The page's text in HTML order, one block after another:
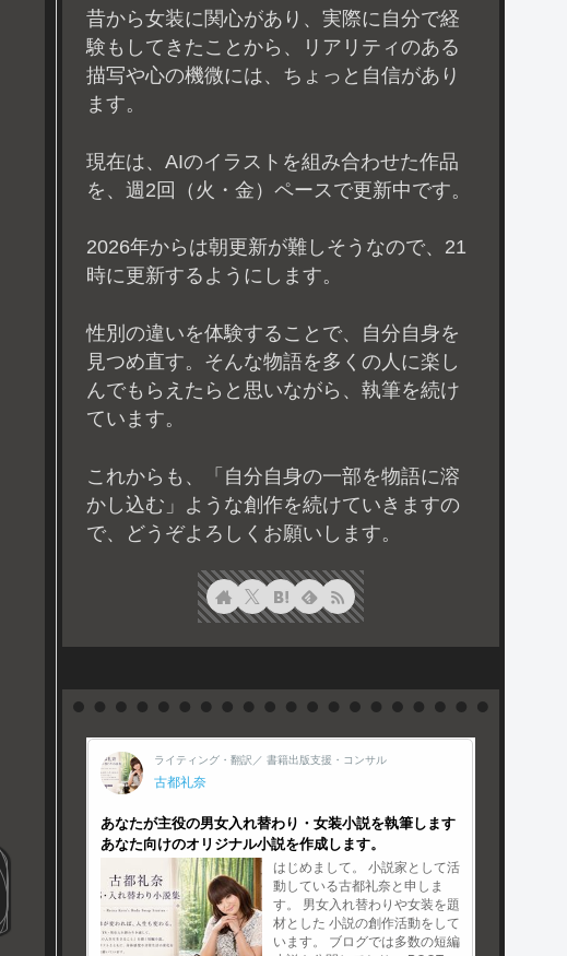
昔から女装に関心があり、実際に自分で経
験もしてきたことから、リアリティのある
描写や心の機微には、ちょっと自信があり
ます。
現在は、AIのイラストを組み合わせた作品
を、週2回（火・金）ペースで更新中です。
2026年からは朝更新が難しそうなので、21
時に更新するようにします。
性別の違いを体験することで、自分自身を
見つめ直す。そんな物語を多くの人に楽し
んでもらえたらと思いながら、執筆を続け
ています。
これからも、「自分自身の一部を物語に溶
かし込む」ような創作を続けていきますの
で、どうぞよろしくお願いします。